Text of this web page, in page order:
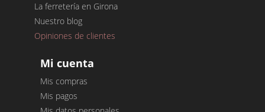
La ferretería en Girona
Nuestro blog
Opiniones de clientes
Mi cuenta
Mis compras
Mis pagos